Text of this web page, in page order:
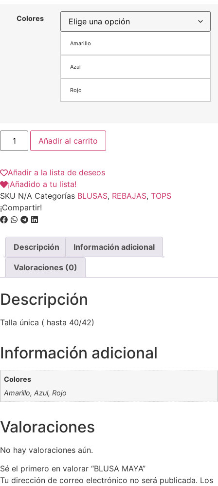
Colores
Amarillo
Azul
Rojo
Añadir al carrito
Añadir a la lista de deseos
¡Añadido a tu lista!
SKU N/A Categorías BLUSAS, REBAJAS, TOPS
¡Compartir!
Descripción Información adicional
Valoraciones (0)
Descripción
Talla única ( hasta 40/42)
Información adicional
Colores
Amarillo, Azul, Rojo
Valoraciones
No hay valoraciones aún.
Sé el primero en valorar “BLUSA MAYA”
Tu dirección de correo electrónico no será publicada. Los